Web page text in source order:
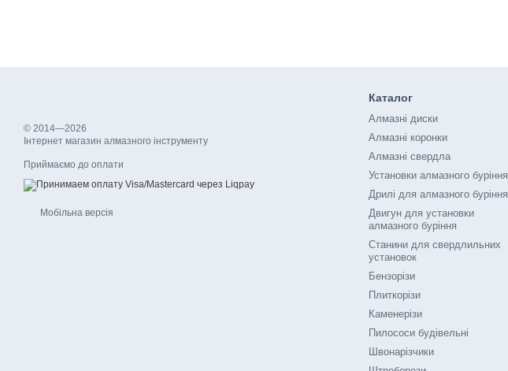
© 2014—2026
Інтернет магазин алмазного інструменту
Приймаємо до оплати
Мобільна версія
Каталог
Алмазні диски
Алмазні коронки
Алмазні свердла
Установки алмазного буріння
Дрилі для алмазного буріння
Двигун для установки
алмазного буріння
Станини для свердлильних
установок
Бензорізи
Плиткорізи
Каменерізи
Пилососи будівельні
Швонарізчики